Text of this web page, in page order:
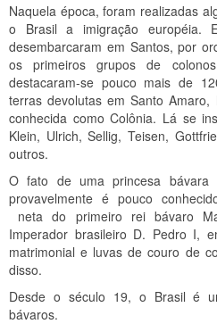
Naquela época, foram realizadas
o Brasil a imigração européia.
desembarcaram em Santos, por
os primeiros grupos de
destacaram-se pouco mais de
terras devolutas em Santo
conhecida como Colônia. Lá se
Klein, Ulrich, Sellig, Teisen,
outros.
O fato de uma princesa bávara
provavelmente é pouco
neta do primeiro rei bávaro
Imperador brasileiro D. Pedro I,
matrimonial e luvas de couro de
disso.
Desde o século 19, o Brasil é
bávaros.